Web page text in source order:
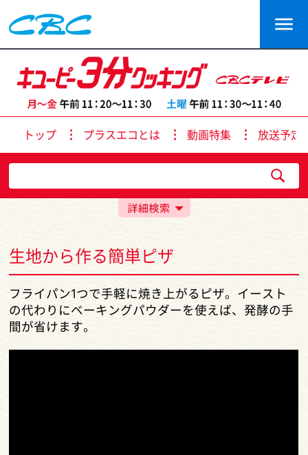
トップ プラスエコとは 動画特集 放送予定
生地から作る簡単ピザ
フライパン1つで手軽に焼き上がるピザ。イースト
の代わりにベーキングパウダーを使えば、発酵の手
間が省けます。